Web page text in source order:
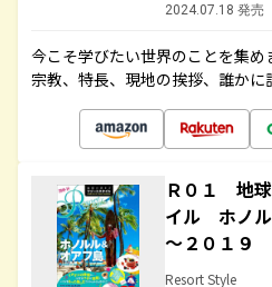
2024.07.18 発売
今こそ学びたい世界のことを集め
宗教、特長、現地の挨拶、誰かに
Ｒ０１ 地
イル ホノ
～２０１９
Resort Style